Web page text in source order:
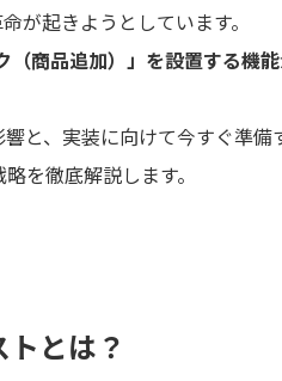
が起きようとしています。
（商品追加）」を設置する機能
と、実装に向けて今すぐ準備
を徹底解説します。
とは？